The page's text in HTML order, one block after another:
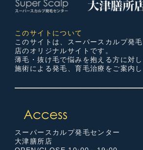
このサイトについて
このサイトは、スーパースカルプ発
店のオリジナルサイトです。
薄毛・抜け毛で悩みを抱える方に対
施術による発毛、育毛治療をご案内し
スーパースカルプ発毛センター
大津膳所店